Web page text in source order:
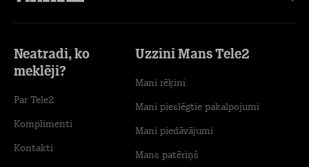
Neatradi, ko
meklēji?
Par Tele2
Komplimenti
Kontakti
Uzzini Mans Tele2
Mani rēķini
Mani pieslēgtie pakalpojumi
Mani piedāvājumi
Mans patēriņš